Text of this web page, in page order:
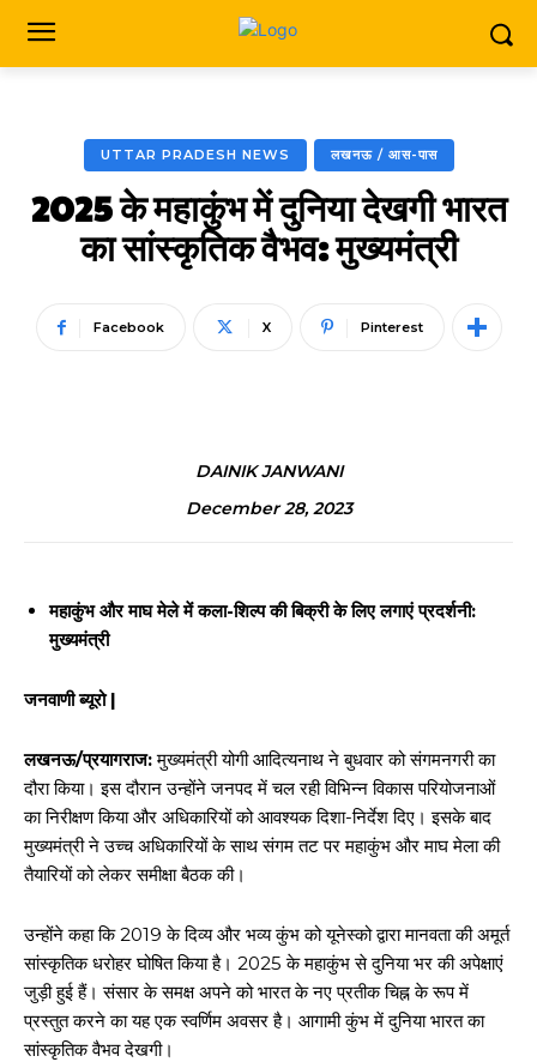
UTTAR PRADESH NEWS लखनऊ / आस-पास
2025 के महाकुंभ में दुनिया देखगी भारत
का सांस्कृतिक वैभव: मुख्यमंत्री
Facebook X Pinterest
DAINIK JANWANI
December 28, 2023
महाकुंभ और माघ मेले में कला-शिल्प की बिक्री के लिए लगाएं प्रदर्शनी:
मुख्यमंत्री
जनवाणी ब्यूरो |
लखनऊ/प्रयागराज:मुख्यमंत्री योगी आदित्यनाथ ने बुधवार को संगमनगरी का
दौरा किया। इस दौरान उन्होंने जनपद में चल रही विभिन्न विकास परियोजनाओं
का निरीक्षण किया और अधिकारियों को आवश्यक दिशा-निर्देश दिए। इसके बाद
मुख्यमंत्री ने उच्च अधिकारियों के साथ संगम तट पर महाकुंभ और माघ मेला की
तैयारियों को लेकर समीक्षा बैठक की।
उन्होंने कहा कि 2019 के दिव्य और भव्य कुंभ को यूनेस्को द्वारा मानवता की अमूर्त
सांस्कृतिक धरोहर घोषित किया है। 2025 के महाकुंभ से दुनिया भर की अपेक्षाएं
जुड़ी हुई हैं। संसार के समक्ष अपने को भारत के नए प्रतीक चिह्न के रूप में
प्रस्तुत करने का यह एक स्वर्णिम अवसर है। आगामी कुंभ में दुनिया भारत का
सांस्कृतिक वैभव देखगी।